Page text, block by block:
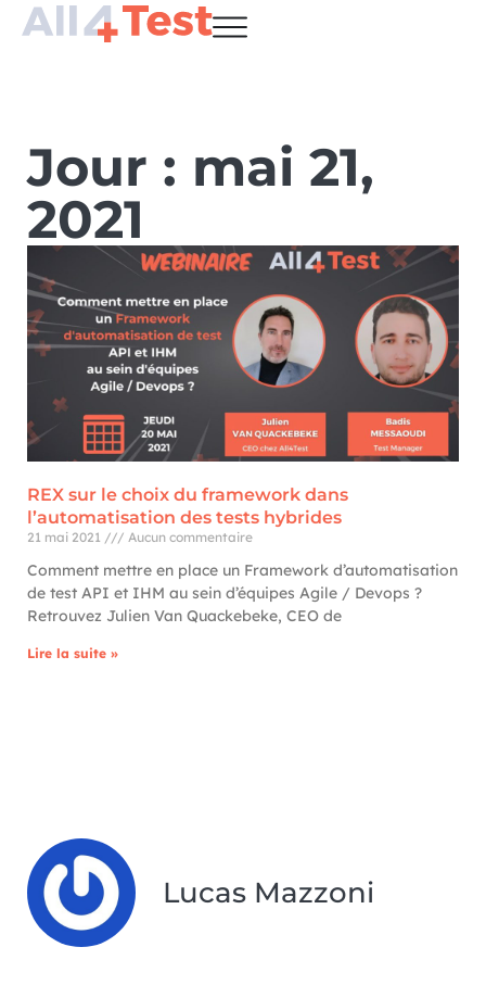
Jour : mai 21,
2021
REX sur le choix du framework dans
l’automatisation des tests hybrides
21 mai 2021 Aucun commentaire
Comment mettre en place un Framework d’automatisation
de test API et IHM au sein d’équipes Agile / Devops ?
Retrouvez Julien Van Quackebeke, CEO de
Lire la suite »
Lucas Mazzoni